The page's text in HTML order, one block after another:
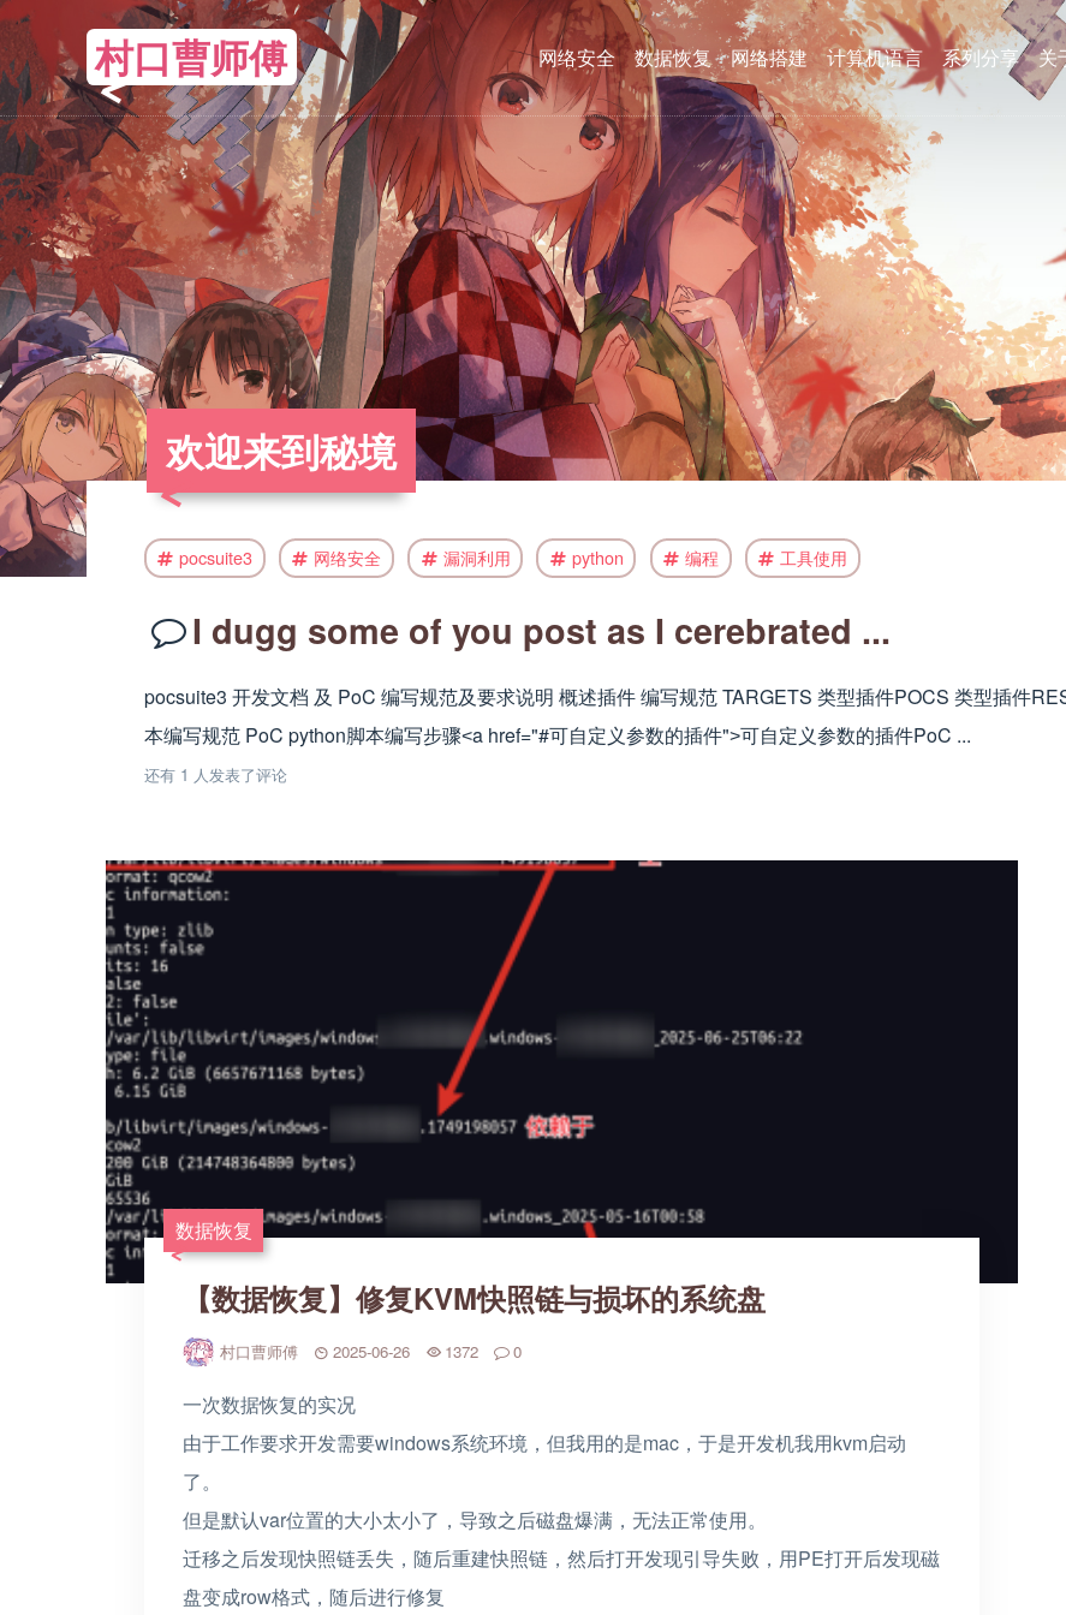
村口曹师傅 网络安全 数据恢复 网络搭建 计算机语言 系列分享 关
欢迎来到秘境
pocsuite3 网络安全 漏洞利用 python 编程 工具使用
I dugg some of you post as I cerebrated ...
pocsuite3 开发文档 及 PoC 编写规范及要求说明 概述插件 编写规范 TARGETS 类型插件POCS 类型插件
本编写规范 PoC python脚本编写步骤˂a href="#可自定义参数的插件"˃可自定义参数的插件PoC ...
还有 1 人发表了评论
数据恢复
【数据恢复】修复KVM快照链与损坏的系统盘
村口曹师傅 2025-06-26 1372 0
一次数据恢复的实况
由于工作要求开发需要windows系统环境，但我用的是mac，于是开发机我用kvm启动
了。
但是默认var位置的大小太小了，导致之后磁盘爆满，无法正常使用。
迁移之后发现快照链丢失，随后重建快照链，然后打开发现引导失败，用PE打开后发现磁
盘变成row格式，随后进行修复